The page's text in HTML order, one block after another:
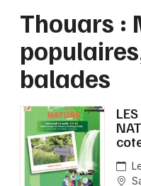
Grands événements
Activité &
Manifestations
Foires & salons
Bordeaux
Colmar
Lille
Lyon
Marseille
Mulhouse
Thouars :
balades
Poitou-Charente
Quand ?
Aujourd'hui
Demain